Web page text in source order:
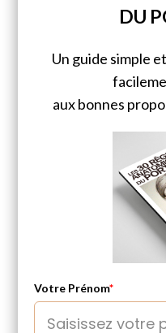
DU
Un guide simple
aux bonnes
Votre Prénom*